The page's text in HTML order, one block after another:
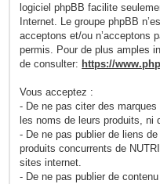
logiciel phpBB facilite
Internet. Le groupe phpBB
acceptons et/ou n’acceptons
permis. Pour de plus amples
de consulter: https://
Vous acceptez :
- De ne pas citer des
les noms de leurs produits, ni
- De ne pas publier de liens
produits concurrents de
sites internet.
- De ne pas publier de